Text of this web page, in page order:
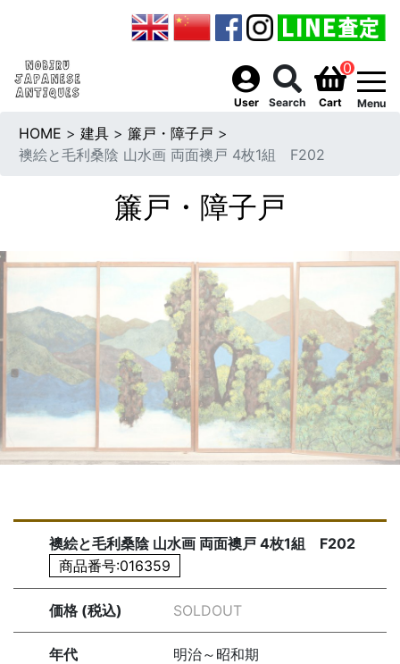
User Search
0
Cart Menu
HOME > 建具 > 簾戸・障子戸 >
襖絵と毛利桑陰 山水画 両面襖戸 4枚1組 F202
簾戸・障子戸
襖絵と毛利桑陰 山水画 両面襖戸 4枚1組 F202
商品番号:016359
価格 (税込) SOLDOUT
年代 明治～昭和期